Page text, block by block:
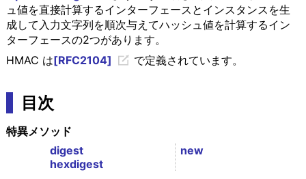
ュ値を直接計算するインターフェースとインスタンスを生
成して入力文字列を順次与えてハッシュ値を計算するイン
ターフェースの2つがあります。
HMAC は[RFC2104] で定義されています。
目次
特異メソッド
digest
hexdigest
new